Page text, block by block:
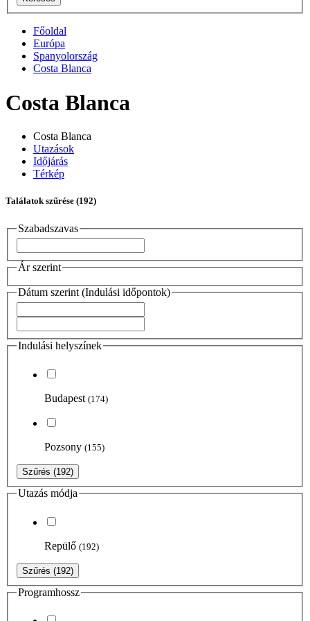
Főoldal
Európa
Spanyolország
Costa Blanca
Costa Blanca
Costa Blanca
Utazások
Időjárás
Térkép
Találatok szűrése (192)
Szabadszavas
Ár szerint
Dátum szerint (Indulási időpontok)
Indulási helyszínek
Budapest (174)
Pozsony (155)
Szűrés (192)
Utazás módja
Repülő (192)
Szűrés (192)
Programhossz